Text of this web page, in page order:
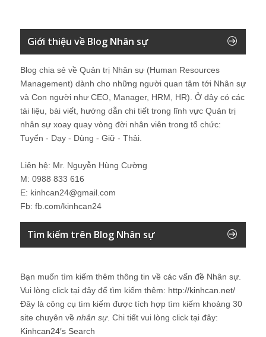
Giới thiệu về Blog Nhân sự
Blog chia sẻ về Quản trị Nhân sự (Human Resources
Management) dành cho những người quan tâm tới Nhân sự
và Con người như CEO, Manager, HRM, HR). Ở đây có các
tài liệu, bài viết, hướng dẫn chi tiết trong lĩnh vực Quản trị
nhân sự xoay quay vòng đời nhân viên trong tổ chức:
Tuyển - Dạy - Dùng - Giữ - Thải.
Liên hệ: Mr. Nguyễn Hùng Cường
M: 0988 833 616
E: kinhcan24@gmail.com
Fb: fb.com/kinhcan24
Tìm kiếm trên Blog Nhân sự
Bạn muốn tìm kiếm thêm thông tin về các vấn đề Nhân sự
Vui lòng click tại đây để tìm kiếm thêm: http://kinhcan.net/
Đây là công cụ tìm kiếm được tích hợp tìm kiếm khoảng 30
site chuyên về nhân sự. Chi tiết vui lòng click tại đây:
Kinhcan24′s Search